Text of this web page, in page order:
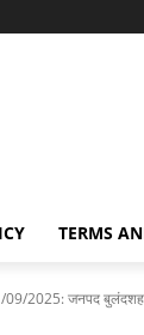
TERMS
09/2025: जनपद